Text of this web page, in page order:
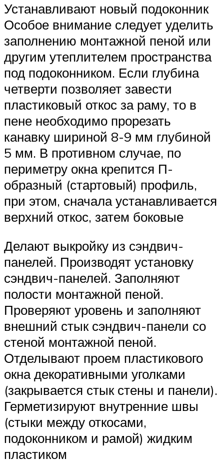
Устанавливают новый подоконник
Особое внимание следует уделить
заполнению монтажной пеной или
другим утеплителем пространства
под подоконником. Если глубина
четверти позволяет завести
пластиковый откос за раму, то в
пене необходимо прорезать
канавку шириной 8-9 мм глубиной
5 мм. В противном случае, по
периметру окна крепится П-
образный (стартовый) профиль,
при этом, сначала устанавливается
верхний откос, затем боковые
Делают выкройку из сэндвич-
панелей. Производят установку
сэндвич-панелей. Заполняют
полости монтажной пеной.
Проверяют уровень и заполняют
внешний стык сэндвич-панели со
стеной монтажной пеной.
Отделывают проем пластикового
окна декоративными уголками
(закрывается стык стены и панели).
Герметизируют внутренние швы
(стыки между откосами,
подоконником и рамой) жидким
пластиком